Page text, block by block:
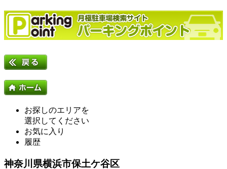
お探しのエリアを
選択してください
お気に入り
履歴
神奈川県横浜市保土ケ谷区